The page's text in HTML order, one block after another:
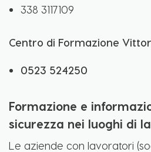
338 3117109
Centro di Formazione
0523 524250
Formazione e
sicurezza nei luoghi di
Le aziende con lavoratori